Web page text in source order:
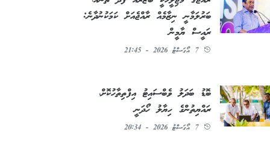
ބަރުލަމާނީ ނިޒާމެއް ރާއްޖެއަށް ކަމަކުނުދާނެ:
ރައީސް ޔާމީން
7 އޯގަސްޓު 2026 - 21:45
ބޮޑު ބަދަލު ވެބްސައިޓު އިފްތިތާހުކޮށް،
ރައްޔިތުންގެ ހިޔާލު ހޯދަނީ
7 އޯގަސްޓު 2026 - 20:34